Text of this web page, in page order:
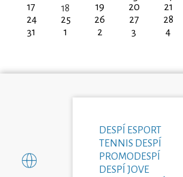
17
18 19 20 21
24
25 26 27 28
31
1 2 3 4
DESPÍ ESPORT
TENNIS DESPÍ
PROMODESPÍ
DESPÍ JOVE